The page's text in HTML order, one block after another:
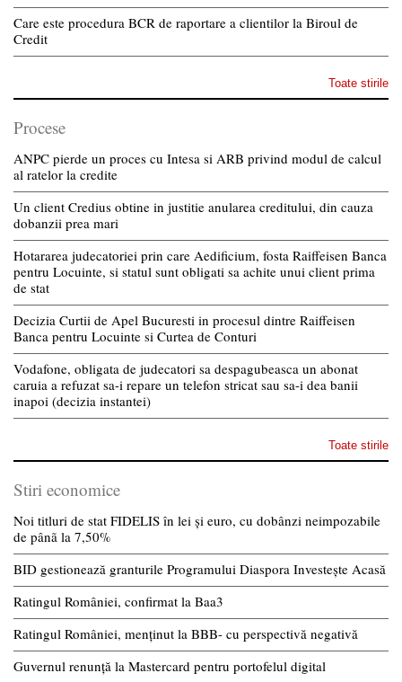
Care este procedura BCR de raportare a clientilor la Biroul de
Credit
Toate stirile
Procese
ANPC pierde un proces cu Intesa si ARB privind modul de calcul
al ratelor la credite
Un client Credius obtine in justitie anularea creditului, din cauza
dobanzii prea mari
Hotararea judecatoriei prin care Aedificium, fosta Raiffeisen Banca
pentru Locuinte, si statul sunt obligati sa achite unui client prima
de stat
Decizia Curtii de Apel Bucuresti in procesul dintre Raiffeisen
Banca pentru Locuinte si Curtea de Conturi
Vodafone, obligata de judecatori sa despagubeasca un abonat
caruia a refuzat sa-i repare un telefon stricat sau sa-i dea banii
inapoi (decizia instantei)
Toate stirile
Stiri economice
Noi titluri de stat FIDELIS în lei și euro, cu dobânzi neimpozabile
de pânã la 7,50%
BID gestionează granturile Programului Diaspora Investește Acasă
Ratingul României, confirmat la Baa3
Ratingul României, menținut la BBB- cu perspectivă negativă
Guvernul renunță la Mastercard pentru portofelul digital